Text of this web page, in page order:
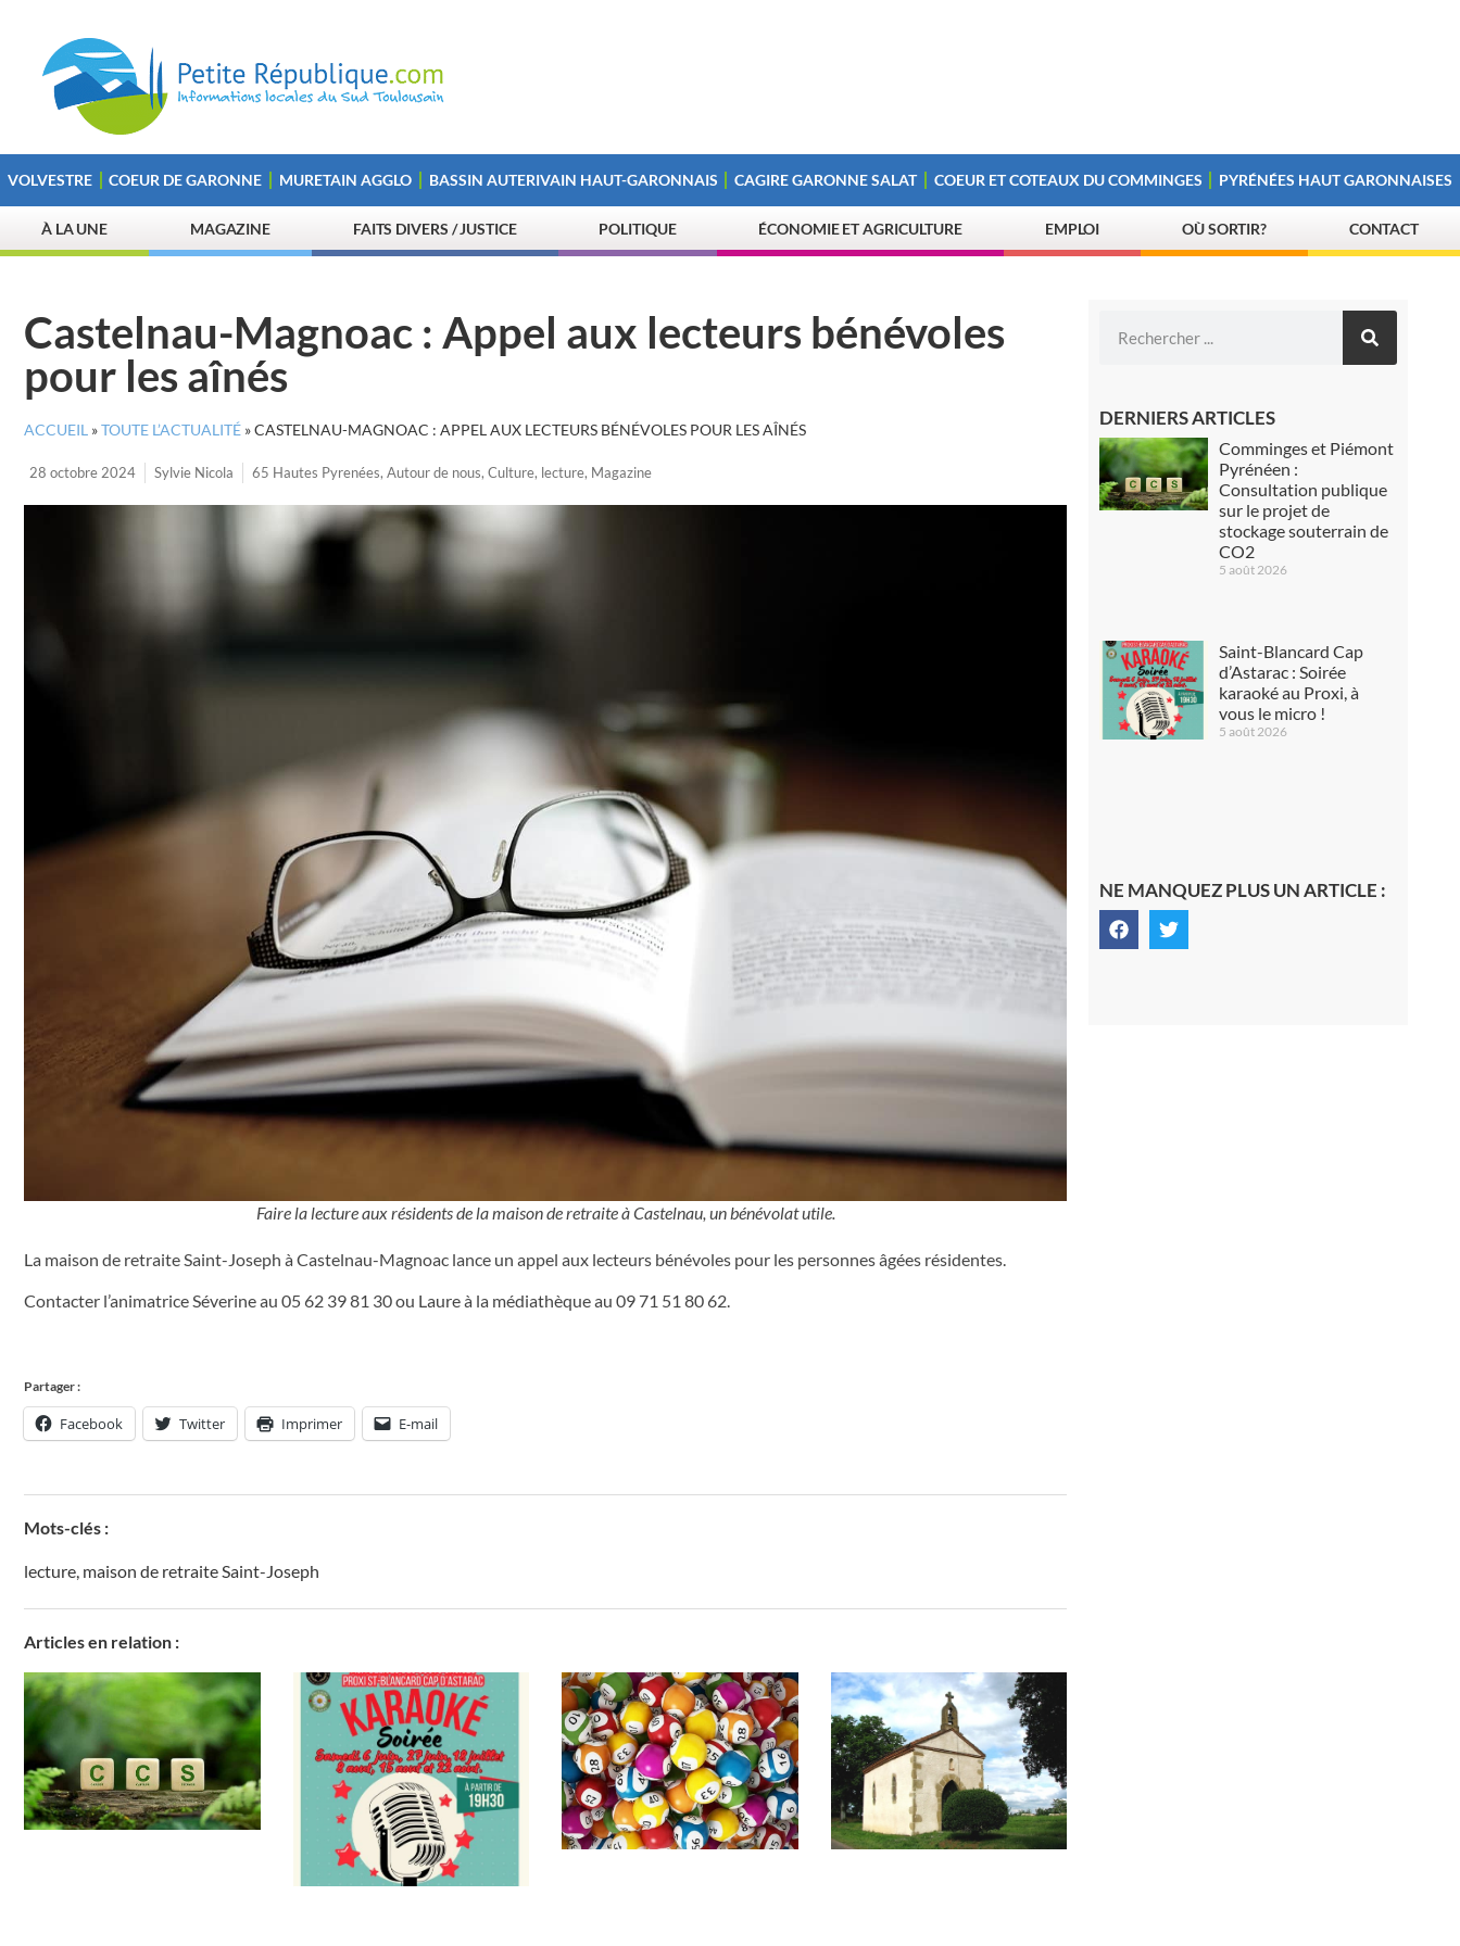
VOLVESTRE COEUR DE GARONNE MURETAIN AGGLO BASSIN AUTERIVAIN HAUT-GARONNAIS CAGIRE GARONNE SALAT COEUR ET COTEAUX DU COMMINGES PYRÉNÉES HAUT GARONNAISES
À LA UNE MAGAZINE FAITS DIVERS / JUSTICE POLITIQUE ÉCONOMIE ET AGRICULTURE EMPLOI OÙ SORTIR? CONTACT
Castelnau-Magnoac : Appel aux lecteurs bénévoles
pour les aînés
ACCUEIL »TOUTE L’ACTUALITÉ »CASTELNAU-MAGNOAC : APPEL AUX LECTEURS BÉNÉVOLES POUR LES AÎNÉS
28 octobre 2024 Sylvie Nicola 65 Hautes Pyrenées, Autour de nous, Culture, lecture, Magazine
Faire la lecture aux résidents de la maison de retraite à Castelnau, un bénévolat utile.
La maison de retraite Saint-Joseph à Castelnau-Magnoac lance un appel aux lecteurs bénévoles pour les personnes âgées résidentes.
Contacter l’animatrice Séverine au 05 62 39 81 30 ou Laure à la médiathèque au 09 71 51 80 62.
Partager :
Facebook Twitter Imprimer E-mail
Mots-clés :
lecture maison de retraite Saint-Joseph
Articles en relation :
DERNIERS ARTICLES
Comminges et Piémont
Pyrénéen :
Consultation publique
sur le projet de
stockage souterrain de
CO2
5 août 2026
Saint-Blancard Cap
d’Astarac : Soirée
karaoké au Proxi, à
vous le micro !
5 août 2026
NE MANQUEZ PLUS UN ARTICLE :